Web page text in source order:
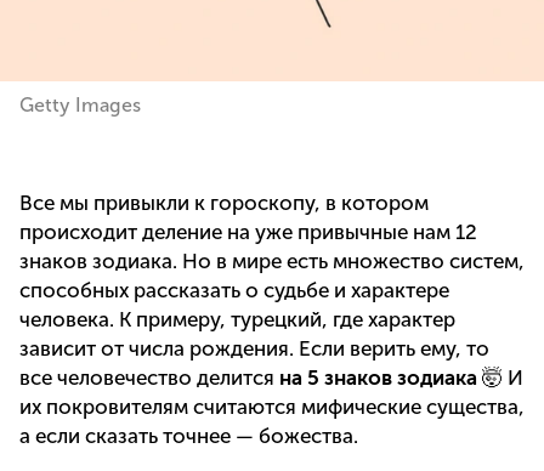
Getty Images
Все мы привыкли к гороскопу, в котором
происходит деление на уже привычные нам 12
знаков зодиака. Но в мире есть множество систем,
способных рассказать о судьбе и характере
человека. К примеру, турецкий, где характер
зависит от числа рождения. Если верить ему, то
все человечество делится на 5 знаков зодиака 🤯 И
их покровителям считаются мифические существа,
а если сказать точнее — божества.